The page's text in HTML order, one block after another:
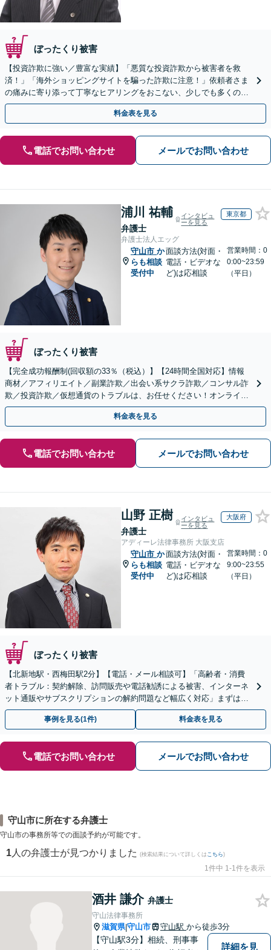
ぼったくり被害
【投資詐欺に強い／豊富な実績】「悪質な投資詐欺から被害者を救
済！」「海外ショッピングサイトを騙った詐欺に注意！」依頼者さま
の痛みに寄り添って丁寧なヒアリングをおこない、少しでも多くの返
金が得られるよう尽力します！
料金表を見る
電話でお問い合わせ メールでお問い合わせ
浦川 祐輔
弁護士
インタビュ
ーを見る
東京都
弁護士法人エッグ
守山市 か
らも相談
受付中
面談方法(対面・
電話・ビデオな
ど)は応相談
営業時間：0
0:00~23:59
（平日）
ぼったくり被害
【完全成功報酬制(回収額の33％（税込）】【24時間全国対応】情報
商材／アフィリエイト／副業詐欺／出会い系サクラ詐欺／コンサル詐
欺／投資詐欺／仮想通貨のトラブルは、お任せください！オンライン
のみで解決も可能！
料金表を見る
電話でお問い合わせ メールでお問い合わせ
山野 正樹
弁護士
インタビュ
ーを見る
大阪府
アディーレ法律事務所 大阪支店
守山市 か
らも相談
受付中
面談方法(対面・
電話・ビデオな
ど)は応相談
営業時間：0
9:00~23:55
（平日）
ぼったくり被害
【北新地駅・西梅田駅2分】【電話・メール相談可】「高齢者・消費
者トラブル：契約解除、訪問販売や電話勧誘による被害、インターネ
ット通販やサブスクリプションの解約問題など幅広く対応」まずは一
度ご相談ください【休日・夜間相談可】
事例を見る(1件) 料金表を見る
電話でお問い合わせ メールでお問い合わせ
守山市に所在する弁護士
守山市の事務所等での面談予約が可能です。
1 人の弁護士が見つかりました (検索結果について詳しくは こちら)
1件中 1-1件を表示
酒井 謙介 弁護士
守山法律事務所
滋賀県|守山市 守山駅 から徒歩3分
【守山駅3分】相続、刑事事
詳細を見